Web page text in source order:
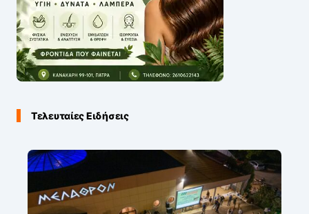
Τελευταίες Ειδήσεις